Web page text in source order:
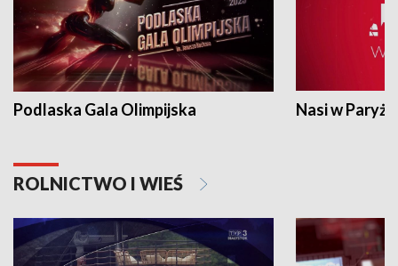
Podlaska Gala Olimpijska Nasi w Paryżu
ROLNICTWO I WIEŚ